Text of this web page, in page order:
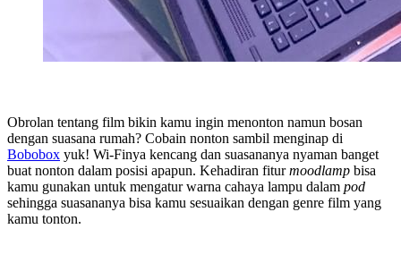
Obrolan tentang film bikin kamu ingin menonton namun bosan
dengan suasana rumah? Cobain nonton sambil menginap di
Bobobox yuk! Wi-Finya kencang dan suasananya nyaman banget
buat nonton dalam posisi apapun. Kehadiran fiturmoodlamp bisa
kamu gunakan untuk mengatur warna cahaya lampu dalam pod
sehingga suasananya bisa kamu sesuaikan dengan genre film yang
kamu tonton.